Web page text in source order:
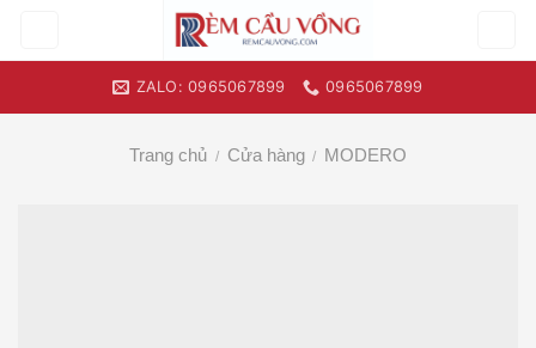
ZALO: 0965067899 0965067899
Trang chủ / Cửa hàng / MODERO